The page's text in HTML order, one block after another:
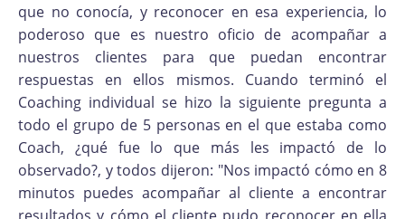
que no conocía, y reconocer en esa experiencia, lo
poderoso que es nuestro oficio de acompañar a
nuestros clientes para que puedan encontrar
respuestas en ellos mismos. Cuando terminó el
Coaching individual se hizo la siguiente pregunta a
todo el grupo de 5 personas en el que estaba como
Coach, ¿qué fue lo que más les impactó de lo
observado?, y todos dijeron: "Nos impactó cómo en 8
minutos puedes acompañar al cliente a encontrar